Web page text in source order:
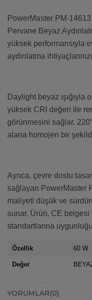
PowerMaster PM-
Pervane Beyaz
yüksek performansıyla
aydınlatma
Daylight beyaz ışığıyla
yüksek CRI değeri ile
görünmesini sağlar.
alana homojen bir şekilde
Ayrıca, çevre dostu
sağlayan PowerMaster
maliyeti düşük ve
sunar. Ürün, CE
standartlarına
Özellik 60 W
Değer
YORUMLAR(0)